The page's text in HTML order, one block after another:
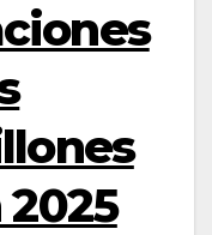
2025